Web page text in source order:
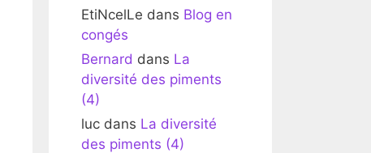
EtiNcelLe dans Blog en
congés
Bernard dans La
diversité des piments
(4)
luc dans La diversité
des piments (4)